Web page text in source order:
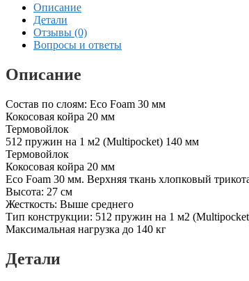
Описание
Детали
Отзывы (0)
Вопросы и ответы
Описание
Состав по слоям: Eco Foam 30 мм
Кокосовая койра 20 мм
Термовойлок
512 пружин на 1 м2 (Multipocket) 140 мм
Термовойлок
Кокосовая койра 20 мм
Eco Foam 30 мм. Верхняя ткань хлопковый
Высота: 27 см
Жесткость: Выше среднего
Тип конструкции: 512 пружин на 1 м2
Максимальная нагрузка до 140 кг
Детали